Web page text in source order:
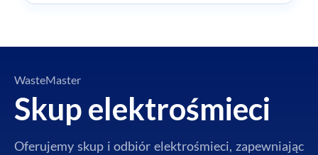
WasteMaster
Skup elektrośmieci
Oferujemy skup i odbiór elektrośmieci, zapewniając